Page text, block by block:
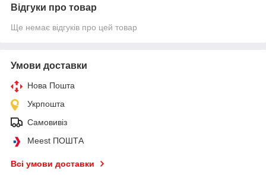
Відгуки про товар
Ще немає відгуків про цей товар
Умови доставки
Нова Пошта
Укрпошта
Самовивіз
Meest ПОШТА
Всі умови доставки